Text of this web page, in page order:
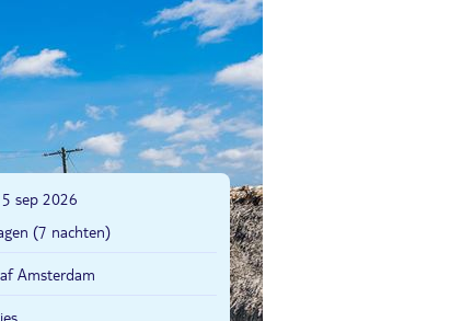
sep 2026
(7 nachten)
Amsterdam